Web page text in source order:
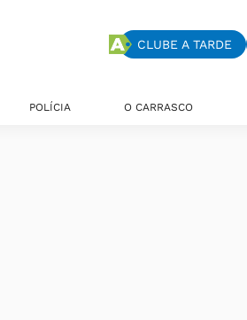
CLUBE A TARDE
POLÍCIA O CARRASCO